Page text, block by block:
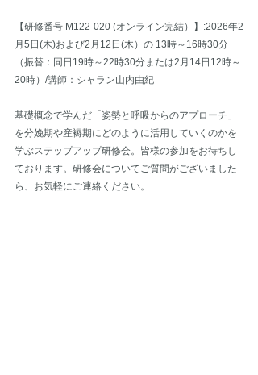
【研修番号 M122-020 (オンライン完結）】:2026年2
月5日(木)および2月12日(木）の 13時～16時30分
（振替：同日19時～22時30分または2月14日12時～
20時）/講師：シャラン山内由紀
基礎概念で学んだ「姿勢と呼吸からのアプローチ」
を分娩期や産褥期にどのように活用していくのかを
学ぶステップアップ研修会。皆様の参加をお待ちし
ております。研修会についてご質問がございました
ら、お気軽にご連絡ください。